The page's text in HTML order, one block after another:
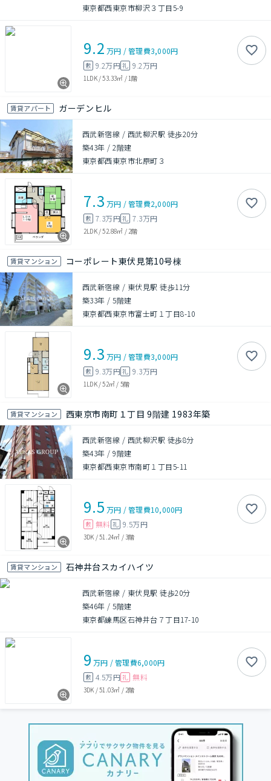
東京都西東京市柳沢３丁目5-9
9.2 万円 /管理費3,000円
敷 9.2万円礼 9.2万円
1LDK/53.33㎡ / 1階
賃貸アパート ガーデンヒル
西武新宿線 / 西武柳沢駅 徒歩20分
築43年 /2階建
東京都西東京市北原町３
7.3 万円 /管理費2,000円
敷 7.3万円礼 7.3万円
2LDK/52.88㎡ / 2階
賃貸マンション コーポレート東伏見第10号棟
西武新宿線 / 東伏見駅 徒歩11分
築33年 /5階建
東京都西東京市富士町１丁目8-10
9.3 万円 /管理費3,000円
敷 9.3万円礼 9.3万円
1LDK/52㎡ / 5階
賃貸マンション 西東京市南町１丁目 9階建 1983年築
西武新宿線 / 西武柳沢駅 徒歩8分
築43年 /9階建
東京都西東京市南町１丁目5-11
9.5 万円 /管理費10,000円
敷 無料 礼 9.5万円
3DK /51.24㎡ /3階
賃貸マンション 石神井台スカイハイツ
西武新宿線 / 東伏見駅 徒歩20分
築46年 /5階建
東京都練馬区石神井台７丁目17-10
9 万円 /管理費6,000円
敷 4.5万円 礼 無料
3DK /51.03㎡ / 2階